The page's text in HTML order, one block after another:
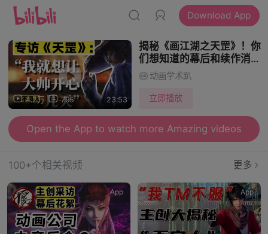
Download App
4.2万 795 23:53
揭秘《画江湖之天罡》！你
们想知道的幕后和续作消息
全在这里！
动画学术趴
立即播放
Open the App to watch more Amazing videos
100+个相关视频 更多
App App